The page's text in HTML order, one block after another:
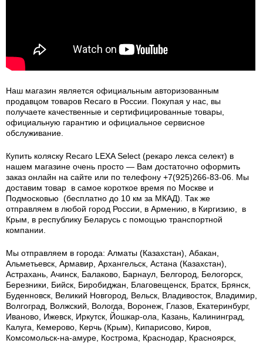
Наш магазин является официальным авторизованным
продавцом товаров Recaro в России.
Покупая у нас, вы
получаете качественные и сертифицированные товары,
официальную гарантию и официальное сервисное
обслуживание.
Купить коляску Recaro LEXA Select (рекаро лекса селект) в
нашем магазине очень просто — Вам достаточно оформить
заказ онлайн на сайте или по телефону +7(925)266-83-06. Мы
доставим товар в самое короткое время по Москве и
Подмосковью (бесплатно до 10 км за МКАД). Так же
отправляем в любой город России, в Армению, в Киргизию, в
Крым, в республику Беларусь с помощью транспортной
компании.
Мы отправляем в города: Алматы (Казахстан), Абакан,
Альметьевск, Армавир, Архангельск, Астана (Казахстан),
Астрахань, Ачинск, Балаково, Барнаул, Белгород, Белогорск,
Березники, Бийск, Биробиджан, Благовещенск, Братск, Брянск,
Буденновск, Великий Новгород, Вельск, Владивосток, Владимир,
Волгоград, Волжский, Вологда, Воронеж, Глазов, Екатеринбург,
Иваново, Ижевск, Иркутск, Йошкар-ола, Казань, Калининград,
Калуга, Кемерово, Керчь (Крым), Кипарисово, Киров,
Комсомольск-на-амуре, Кострома, Краснодар, Красноярск,